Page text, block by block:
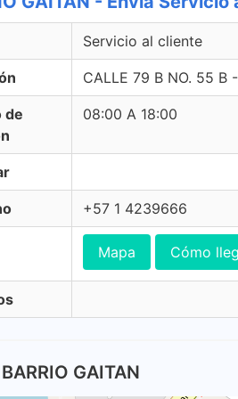
Servicio al cliente
CALLE 79 B NO. 55 B
de
08:00 A 18:00
+57 1 4239666
Mapa Cómo
GAITAN